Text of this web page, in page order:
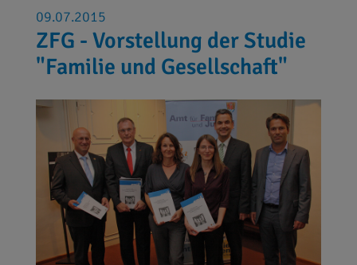
09.07.2015
ZFG - Vorstellung der Studie
"Familie und Gesellschaft"